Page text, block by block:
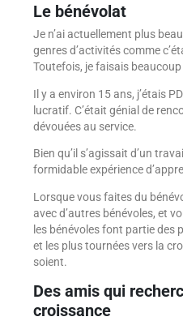
Le bénévolat
Je n’ai actuellement plus
genres d’activités comme
Toutefois, je faisais
Il y a environ 15 ans, j’étais
lucratif. C’était génial de
dévouées au service.
Bien qu’il s’agissait d’un
formidable expérience
Lorsque vous faites du
avec d’autres bénévoles, et
les bénévoles font partie des
et les plus tournées vers la
soient.
Des amis qui
croissance